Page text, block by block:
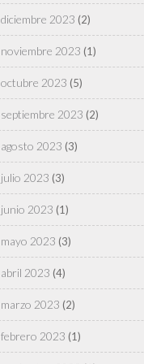
diciembre 2023 (2)
noviembre 2023 (1)
octubre 2023 (5)
septiembre 2023 (2)
agosto 2023 (3)
julio 2023 (3)
junio 2023 (1)
mayo 2023 (3)
abril 2023 (4)
marzo 2023 (2)
febrero 2023 (1)